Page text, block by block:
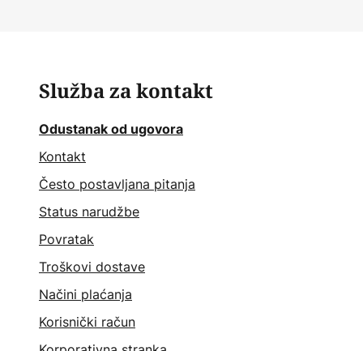
Služba za kontakt
Odustanak od ugovora
Kontakt
Često postavljana pitanja
Status narudžbe
Povratak
Troškovi dostave
Načini plaćanja
Korisnički račun